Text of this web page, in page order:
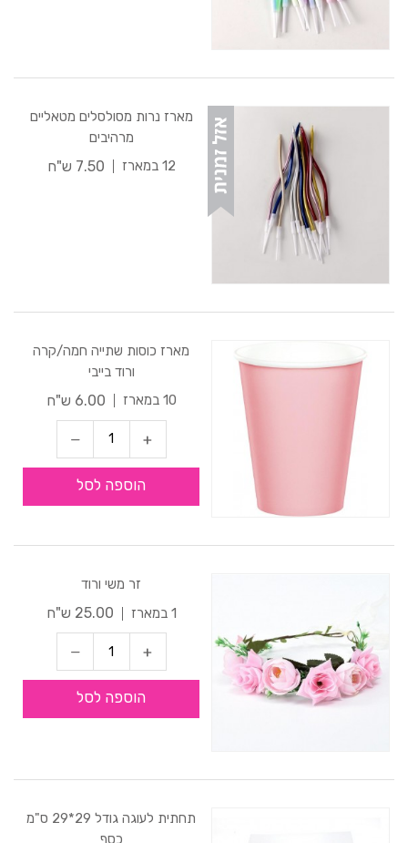
מארז נרות מסולסלים מטאליים
מרהיבים
12 במארז
7.50 ש"ח
מארז כוסות שתייה חמה/קרה
ורוד בייבי
10 במארז
6.00 ש"ח
הוספה לסל
זר משי ורוד
1 במארז
25.00 ש"ח
הוספה לסל
תחתית לעוגה גודל 29*29 ס"מ
כסף